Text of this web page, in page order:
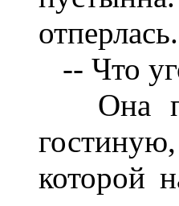
-- Что
Она
которой